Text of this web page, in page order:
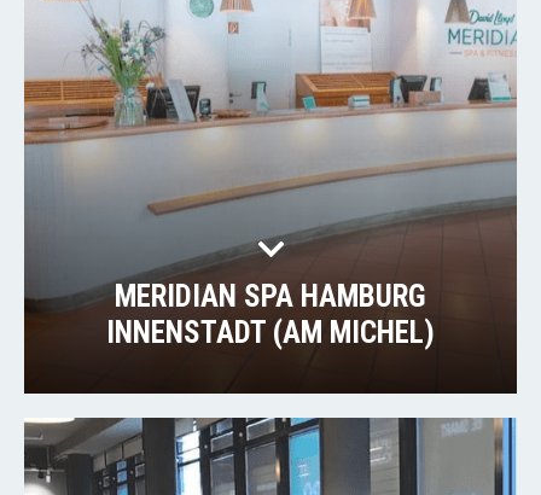
MERIDIAN SPA HAMBURG
INNENSTADT (AM MICHEL)